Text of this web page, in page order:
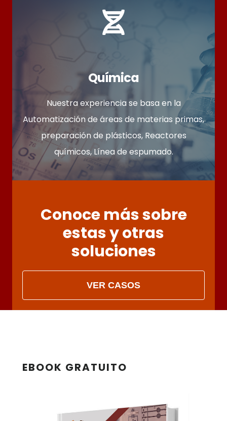
Química
Nuestra experiencia se basa en la
Automatización de áreas de materias primas,
preparación de plásticos, Reactores
químicos, Línea de espumado.
Conoce más sobre
estas y otras
soluciones
VER CASOS
EBOOK GRATUITO